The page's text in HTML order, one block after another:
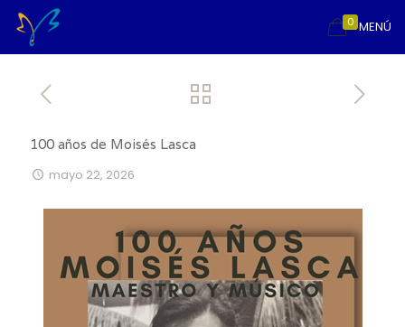
MENÚ
0
100 años de Moisés Lasca
mayo 22, 2026